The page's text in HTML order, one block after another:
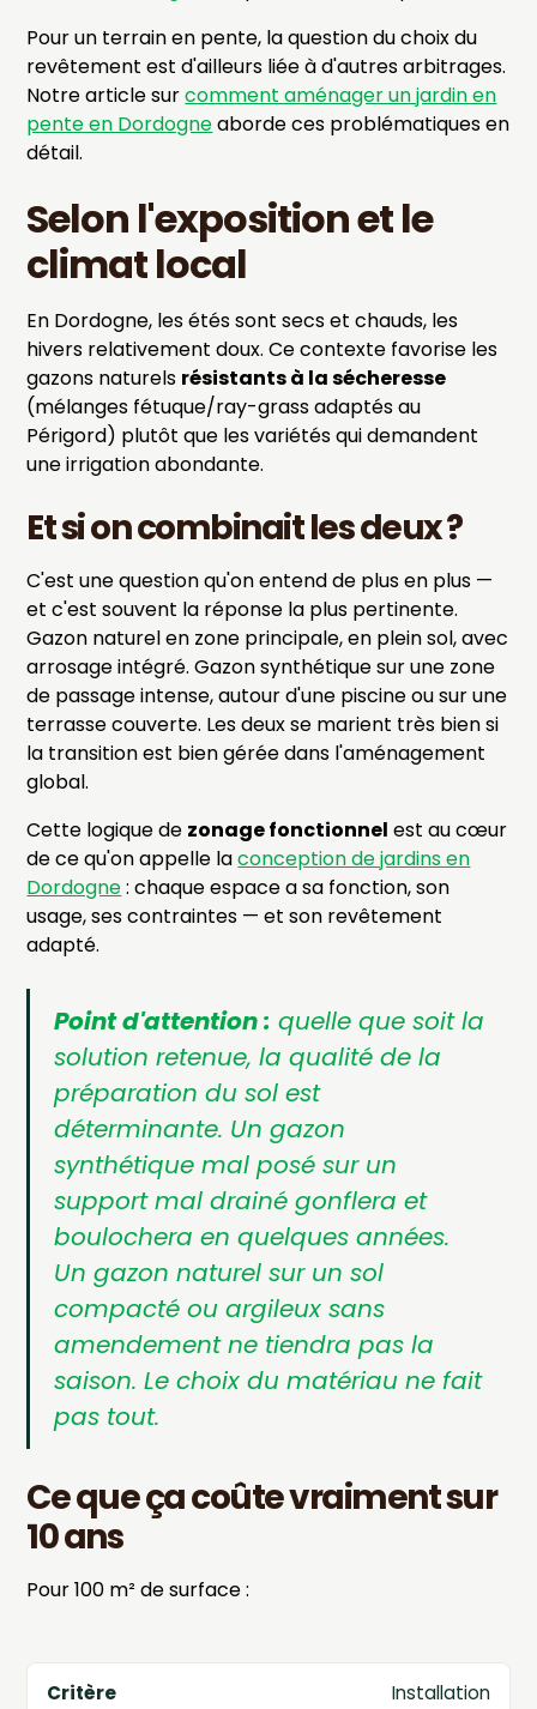
Pour un terrain en pente, la question du choix du
revêtement est d'ailleurs liée à d'autres arbitrages.
Notre article surcomment aménager un jardin en
pente en Dordogneaborde ces problématiques en
détail.
Selon l'exposition et le
climat local
En Dordogne, les étés sont secs et chauds, les
hivers relativement doux. Ce contexte favorise les
gazons naturels résistants à la sécheresse
(mélanges fétuque/ray-grass adaptés au
Périgord) plutôt que les variétés qui demandent
une irrigation abondante.
Et si on combinait les deux ?
C'est une question qu'on entend de plus en plus —
et c'est souvent la réponse la plus pertinente.
Gazon naturel en zone principale, en plein sol, avec
arrosage intégré. Gazon synthétique sur une zone
de passage intense, autour d'une piscine ou sur une
terrasse couverte. Les deux se marient très bien si
la transition est bien gérée dans l'aménagement
global.
Cette logique de zonage fonctionnel est au cœur
de ce qu'on appelle laconception de jardins en
Dordogne: chaque espace a sa fonction, son
usage, ses contraintes — et son revêtement
adapté.
Point d'attention : quelle que soit la
solution retenue, la qualité de la
préparation du sol est
déterminante. Un gazon
synthétique mal posé sur un
support mal drainé gonflera et
boulochera en quelques années.
Un gazon naturel sur un sol
compacté ou argileux sans
amendement ne tiendra pas la
saison. Le choix du matériau ne fait
pas tout.
Ce que ça coûte vraiment sur
10 ans
Pour 100 m² de surface :
Installation